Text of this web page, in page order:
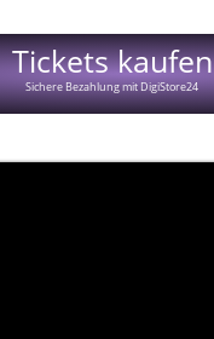
Tickets kaufen
Sichere Bezahlung mit DigiStore24